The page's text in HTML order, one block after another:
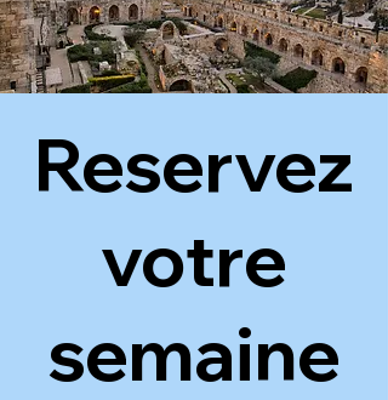
Reservez
votre
semaine